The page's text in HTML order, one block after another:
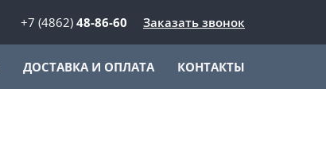
+7 (4862) 48-86-60 Заказать звонок
ДОСТАВКА И ОПЛАТА КОНТАКТЫ